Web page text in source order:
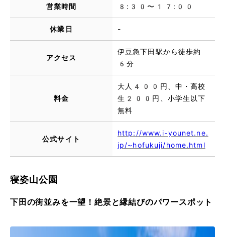
営業時間 8:30〜17:00
休業日 -
アクセス
伊豆急下田駅から徒歩約
6分
料金
大人400円、中・高校
生200円、小学生以下
無料
公式サイト
http://www.i-younet.ne.
jp/~hofukuji/home.html
寝姿山公園
下田の街並みを一望！絶景と縁結びのパワースポット